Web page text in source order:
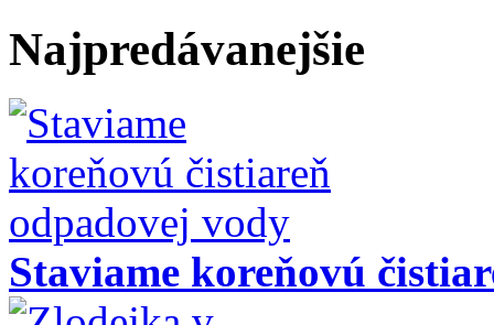
Najpredávanejšie
Staviame koreňovú